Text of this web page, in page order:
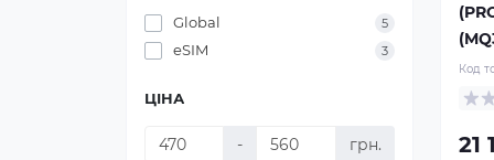
Global 5
eSIM 3
ЦІНА
- грн.
Код
21